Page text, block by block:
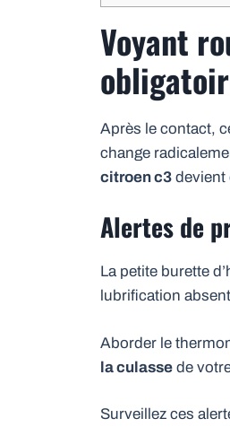
Voyant
Après le contact,
change
citroen c3 devient
Alertes de
La petite burette
lubrification
Aborder le
la culasse de
Surveillez ces